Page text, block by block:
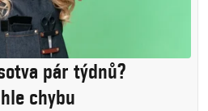
pár týdnů?
chybu